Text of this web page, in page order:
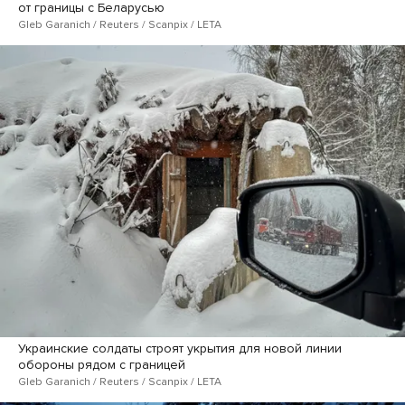
от границы с Беларусью
Gleb Garanich / Reuters / Scanpix / LETA
Украинские солдаты строят укрытия для новой линии
обороны рядом с границей
Gleb Garanich / Reuters / Scanpix / LETA